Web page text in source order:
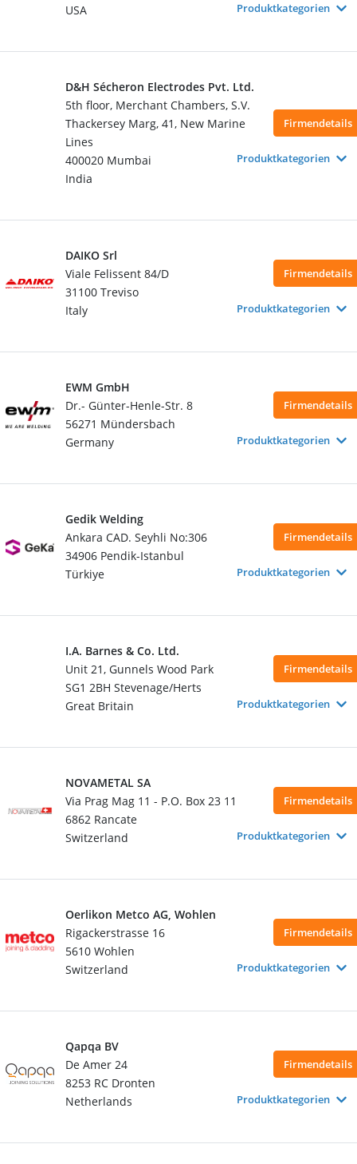
USA
Produktkategorien
D&H Sécheron Electrodes Pvt. Ltd.
5th floor, Merchant Chambers, S.V.
Thackersey Marg, 41, New Marine
Lines
400020 Mumbai
India
Firmendetails
Produktkategorien
DAIKO Srl
Viale Felissent 84/D
31100 Treviso
Italy
Firmendetails
Produktkategorien
EWM GmbH
Dr.- Günter-Henle-Str. 8
56271 Mündersbach
Germany
Firmendetails
Produktkategorien
Gedik Welding
Ankara CAD. Seyhli No:306
34906 Pendik-Istanbul
Türkiye
Firmendetails
Produktkategorien
I.A. Barnes & Co. Ltd.
Unit 21, Gunnels Wood Park
SG1 2BH Stevenage/Herts
Great Britain
Firmendetails
Produktkategorien
NOVAMETAL SA
Via Prag Mag 11 - P.O. Box 23 11
6862 Rancate
Switzerland
Firmendetails
Produktkategorien
Oerlikon Metco AG, Wohlen
Rigackerstrasse 16
5610 Wohlen
Switzerland
Firmendetails
Produktkategorien
Qapqa BV
De Amer 24
8253 RC Dronten
Netherlands
Firmendetails
Produktkategorien